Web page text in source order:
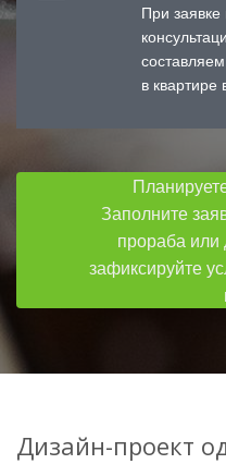
При
в квартире
Заполните
прораба или
зафиксируйте
Дизайн-проект